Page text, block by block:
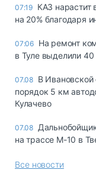
07:19 КАЗ нарастит
на 20% благодаря
07:06 На ремонт
в Туле выделили
07.08 В Ивановской
порядок 5 км
Кулачево
07.08
на трассе М-10 в
Все новости